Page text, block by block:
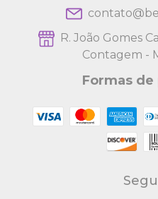
R. João Gomes
Contagem -
Formas